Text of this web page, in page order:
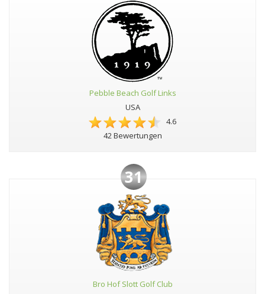
Pebble Beach Golf Links
USA
4.6
42 Bewertungen
31
Bro Hof Slott Golf Club